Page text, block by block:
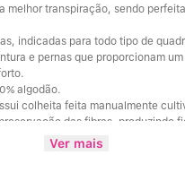
melhor transpiração, sendo
indicadas para todo tipo de
e pernas que proporcionam um
algodão.
colheita feita manualmente
das fibras, produzindo
Ver mais